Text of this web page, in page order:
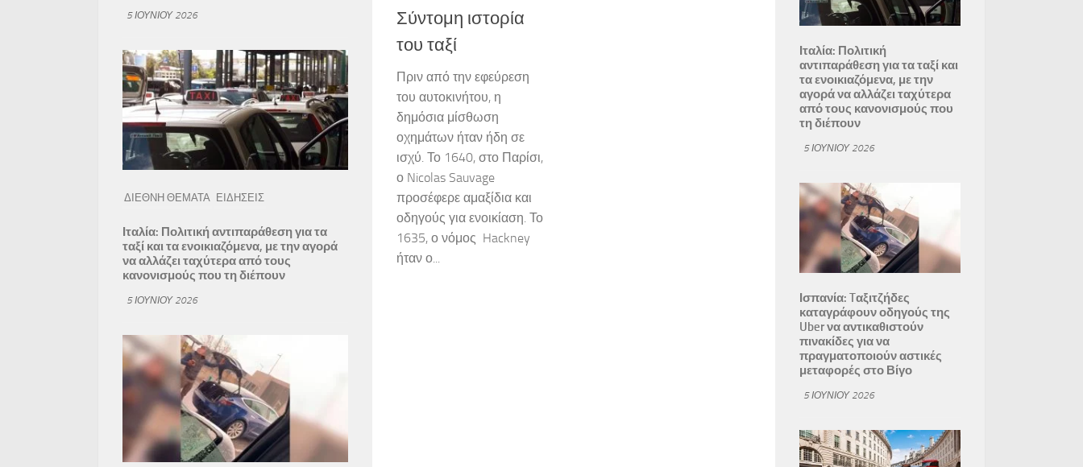
Σύντομη ιστορία
του ταξί
Πριν από την εφεύρεση
του αυτοκινήτου, η
δημόσια μίσθωση
οχημάτων ήταν ήδη σε
ισχύ. Το 1640, στο Παρίσι,
ο Nicolas Sauvage
προσέφερε αμαξίδια και
οδηγούς για ενοικίαση. Το
1635, ο νόμος Hackney
ήταν ο...
5 ΙΟΥΝΊΟΥ 2026
ΔΙΕΘΝΗ ΘΕΜΑΤΑ ΕΙΔΗΣΕΙΣ
Ιταλία: Πολιτική αντιπαράθεση για τα
ταξί και τα ενοικιαζόμενα, με την αγορά
να αλλάζει ταχύτερα από τους
κανονισμούς που τη διέπουν
5 ΙΟΥΝΊΟΥ 2026
Ιταλία: Πολιτική
αντιπαράθεση για τα ταξί και
τα ενοικιαζόμενα, με την
αγορά να αλλάζει ταχύτερα
από τους κανονισμούς που
τη διέπουν
5 ΙΟΥΝΊΟΥ 2026
Ισπανία: Tαξιτζήδες
καταγράφουν οδηγούς της
Uber να αντικαθιστούν
πινακίδες για να
πραγματοποιούν αστικές
μεταφορές στο Βίγο
5 ΙΟΥΝΊΟΥ 2026